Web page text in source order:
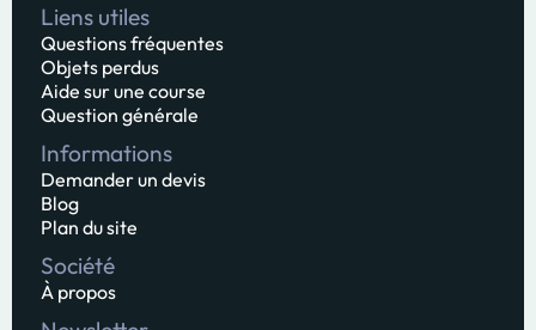
Liens utiles
Questions fréquentes
Objets perdus
Aide sur une course
Question générale
Informations
Demander un devis
Blog
Plan du site
Société
À propos